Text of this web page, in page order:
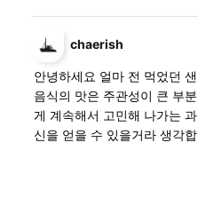
chaerish
안녕하세요 얼마 전 먹었던
음식의 맛은 주관성이 큰 부
게 계속해서 고민해 나가는
신을 얻을 수 있을거라 생각